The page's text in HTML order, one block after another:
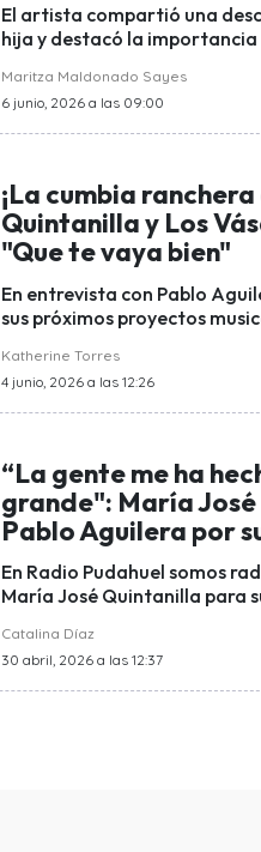
El artista compartió una
hija y destacó la importancia
Maritza Maldonado Sayes
6 junio, 2026 a las 09:00
¡La cumbia
Quintanilla y Los
"Que te vaya bien"
En entrevista con Pablo
sus próximos proyectos
Katherine Torres
4 junio, 2026 a las 12:26
“La gente me ha
grande": María
Pablo Aguilera por
En Radio Pudahuel somos
María José Quintanilla para
Catalina Díaz
30 abril, 2026 a las 12:37